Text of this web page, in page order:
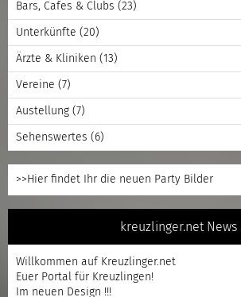
Bars, Cafes & Clubs (23)
Unterkünfte (20)
Ärzte & Kliniken (13)
Vereine (7)
Austellung (7)
Sehenswertes (6)
>>Hier findet Ihr die neuen Party Bilder
kreuzlinger.net News
Willkommen auf Kreuzlinger.net
Euer Portal für Kreuzlingen!
Im neuen Design !!!